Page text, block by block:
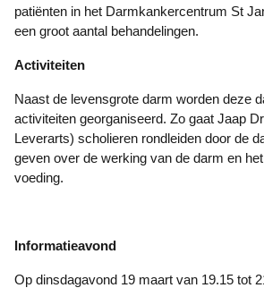
patiënten in het Darmkankercentrum St
een groot aantal behandelingen.
Activiteiten
Naast de levensgrote darm worden deze dagen nog meer
activiteiten georganiseerd. Zo gaat Jaap
Leverarts) scholieren rondleiden door de
geven over de werking van de darm en
voeding.
Informatieavond
Op dinsdagavond 19 maart van 19.15 tot 21.15 uur is er een